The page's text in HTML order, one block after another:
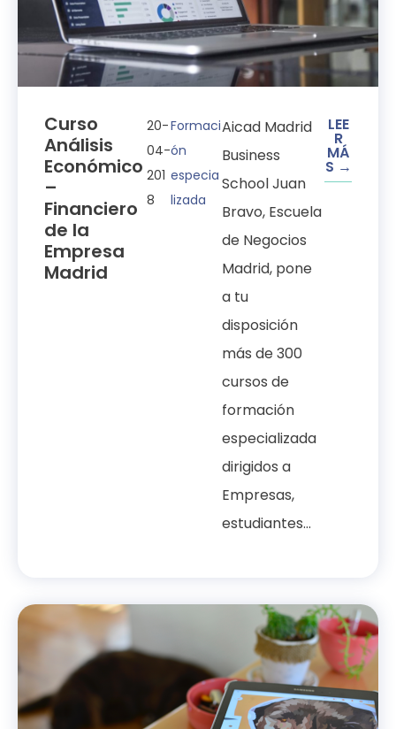
Curso
Análisis
Económico
–
Financiero
de la
Empresa
Madrid
20-
04-
201
8
Formaci
ón
especia
lizada
Aicad Madrid
Business
School Juan
Bravo, Escuela
de Negocios
Madrid, pone
a tu
disposición
más de 300
cursos de
formación
especializada
dirigidos a
Empresas,
estudiantes...
LEE
R
MÁ
S →